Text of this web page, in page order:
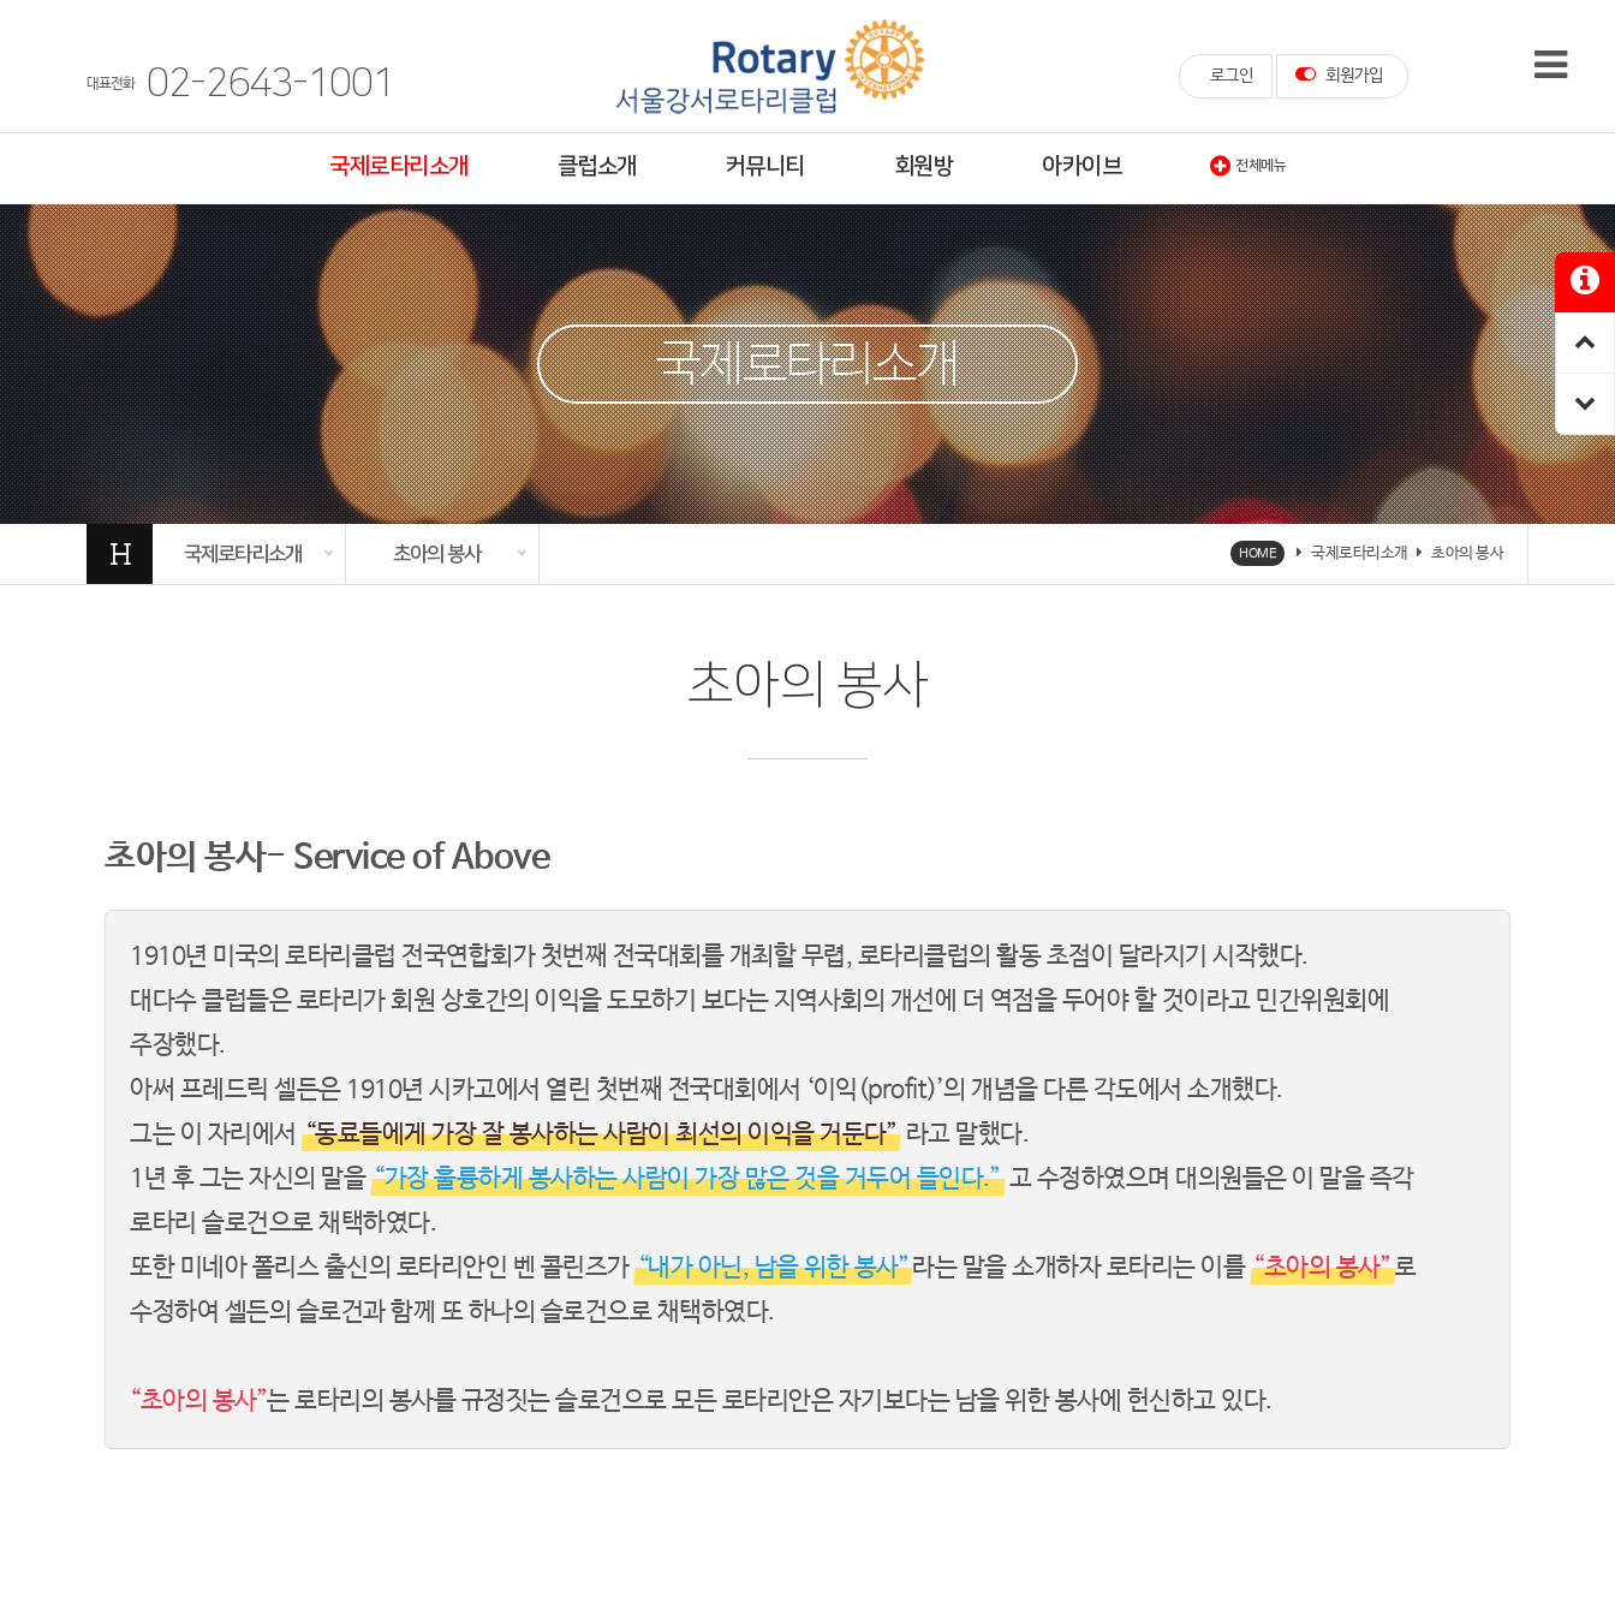
대표전화 02-2643-1001 회원가입
로그인
국제로타리소개 클럽소개 커뮤니티 회원방 아카이브 전체메뉴
국제로타리소개
H 국제로타리소개 초아의 봉사 HOME 국제로타리소개 초아의 봉사
초아의 봉사
초아의 봉사- Service of Above
1910년 미국의 로타리클럽 전국연합회가 첫번째 전국대회를 개최할 무렵, 로타리클럽의 활동 초점이 달라지기 시작했다.
대다수 클럽들은 로타리가 회원 상호간의 이익을 도모하기 보다는 지역사회의 개선에 더 역점을 두어야 할 것이라고 민간위원회에
주장했다.
아써 프레드릭 셀든은 1910년 시카고에서 열린 첫번째 전국대회에서 ‘이익(profit)’의 개념을 다른 각도에서 소개했다.
그는 이 자리에서 “동료들에게 가장 잘 봉사하는 사람이 최선의 이익을 거둔다”라고 말했다.
1년 후 그는 자신의 말을 “가장 훌륭하게 봉사하는 사람이 가장 많은 것을 거두어 들인다.”고 수정하였으며 대의원들은 이 말을 즉각
로타리 슬로건으로 채택하였다.
또한 미네아 폴리스 출신의 로타리안인 벤 콜린즈가 “내가 아닌, 남을 위한 봉사”라는 말을 소개하자 로타리는 이를 “초아의 봉사”로
수정하여 셀든의 슬로건과 함께 또 하나의 슬로건으로 채택하였다.
“초아의 봉사”는 로타리의 봉사를 규정짓는 슬로건으로 모든 로타리안은 자기보다는 남을 위한 봉사에 헌신하고 있다.